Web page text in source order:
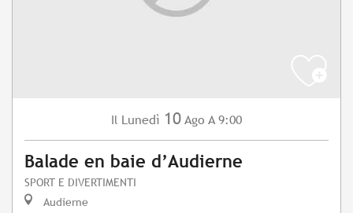
Il Lunedì 10 Ago A 9:00
Balade en baie d’Audierne
SPORT E DIVERTIMENTI
Audierne